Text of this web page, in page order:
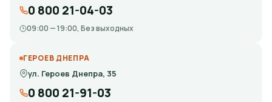
0 800 21-04-03
09:00 — 19:00, Без выходных
ГЕРОЕВ ДНЕПРА
ул. Героев Днепра, 35
0 800 21-91-03